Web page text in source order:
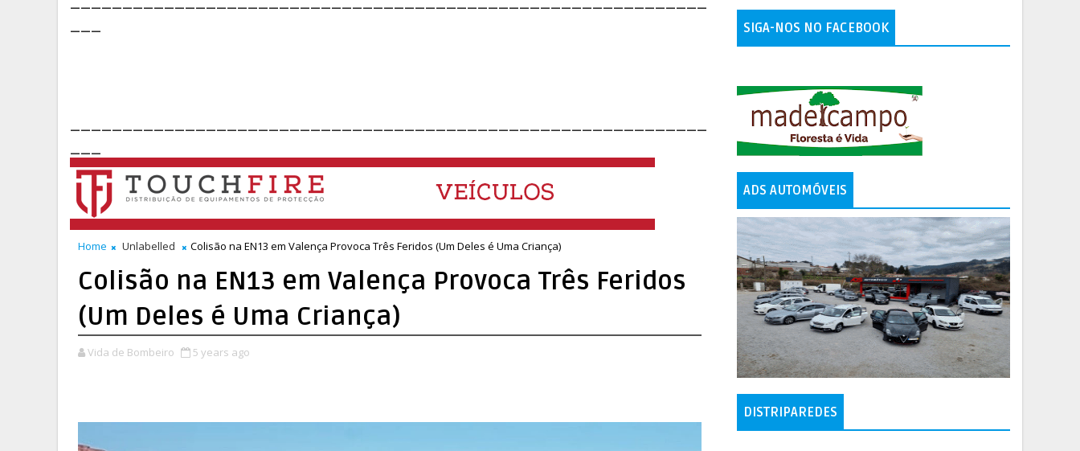
Home Unlabelled Colisão na EN13 em Valença Provoca Três Feridos (Um Deles é Uma Criança)
Colisão na EN13 em Valença Provoca Três Feridos
(Um Deles é Uma Criança)
Vida de Bombeiro 5 years ago
SIGA-NOS NO FACEBOOK
ADS AUTOMÓVEIS
DISTRIPAREDES